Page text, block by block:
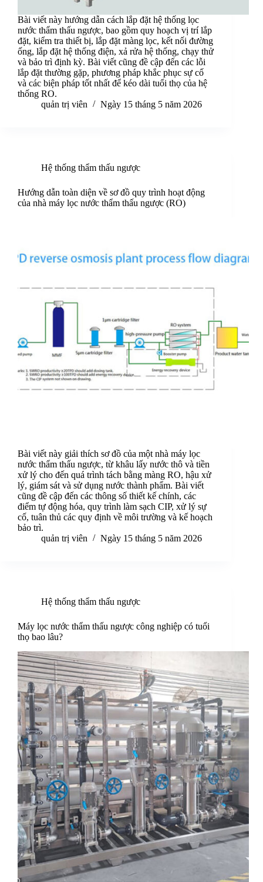
Bài viết này hướng dẫn cách lắp đặt hệ thống lọc
nước thẩm thấu ngược, bao gồm quy hoạch vị trí lắp
đặt, kiểm tra thiết bị, lắp đặt màng lọc, kết nối đường
ống, lắp đặt hệ thống điện, xả rửa hệ thống, chạy thử
và bảo trì định kỳ. Bài viết cũng đề cập đến các lỗi
lắp đặt thường gặp, phương pháp khắc phục sự cố
và các biện pháp tốt nhất để kéo dài tuổi thọ của hệ
thống RO.
quản trị viên
Ngày 15 tháng 5 năm 2026
Hệ thống thẩm thấu ngược
Hướng dẫn toàn diện về sơ đồ quy trình hoạt động
của nhà máy lọc nước thẩm thấu ngược (RO)
Bài viết này giải thích sơ đồ của một nhà máy lọc
nước thẩm thấu ngược, từ khâu lấy nước thô và tiền
xử lý cho đến quá trình tách bằng màng RO, hậu xử
lý, giám sát và sử dụng nước thành phẩm. Bài viết
cũng đề cập đến các thông số thiết kế chính, các
điểm tự động hóa, quy trình làm sạch CIP, xử lý sự
cố, tuân thủ các quy định về môi trường và kế hoạch
bảo trì.
quản trị viên
Ngày 15 tháng 5 năm 2026
Hệ thống thẩm thấu ngược
Máy lọc nước thẩm thấu ngược công nghiệp có tuổi
thọ bao lâu?